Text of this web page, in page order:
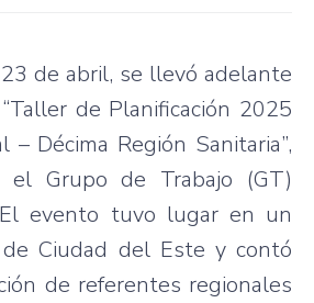
de abril, se llevó adelante
de Planificación 2025
– Décima Región Sanitaria”,
el Grupo de Trabajo (GT)
evento tuvo lugar en un
Ciudad del Este y contó
de referentes regionales